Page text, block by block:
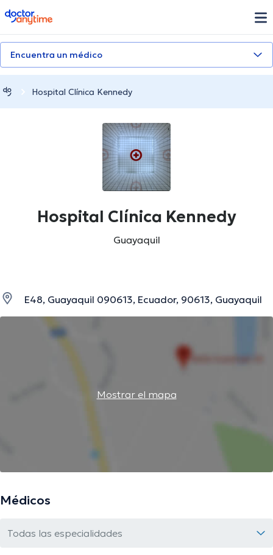
doctoranytime
Encuentra un médico
Hospital Clínica Kennedy
Hospital Clínica Kennedy
Guayaquil
E48, Guayaquil 090613, Ecuador, 90613, Guayaquil
Mostrar el mapa
Médicos
Todas las especialidades